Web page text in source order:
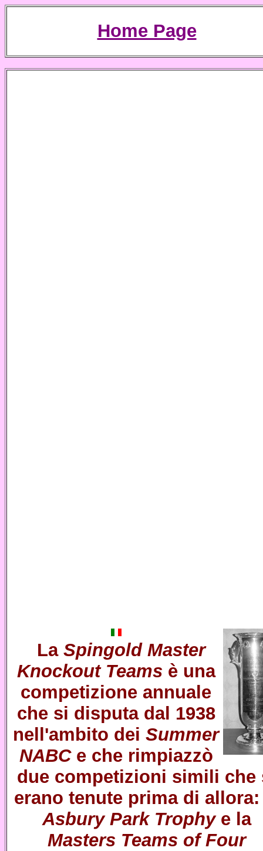
Home Page
La Spingold Master
Knockout Teams è una
competizione annuale
che si disputa dal 1938
nell'ambito dei Summer
NABCe che rimpiazzò
due competizioni simili che
erano tenute prima di
Asbury Park Trophy e la
Masters Teams of Four